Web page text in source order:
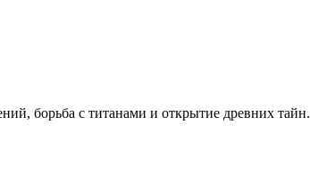
борьба с титанами и открытие древних тайн.